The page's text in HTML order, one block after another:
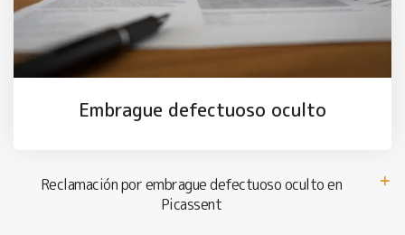
Embrague defectuoso oculto
Reclamación por embrague defectuoso oculto en
Picassent